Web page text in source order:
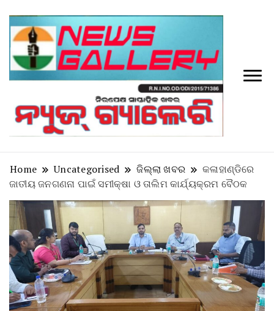
Home Uncategorised ଜିଲ୍ଲା ଖବର
କଳାହାଣ୍ଡିରେ
ଜାତୀୟ ଜନଗଣନା ପାଇଁ ସମୀକ୍ଷା ଓ ତାଲିମ କାର୍ଯ୍ୟକ୍ରମ ବୈଠକ